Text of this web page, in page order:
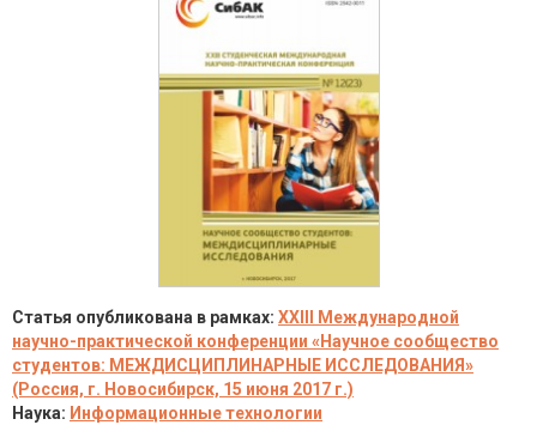
Статья опубликована в рамках: XXIII Международной
научно-практической конференции «Научное сообщество
студентов: МЕЖДИСЦИПЛИНАРНЫЕ ИССЛЕДОВАНИЯ»
(Россия, г. Новосибирск, 15 июня 2017 г.)
Наука: Информационные технологии